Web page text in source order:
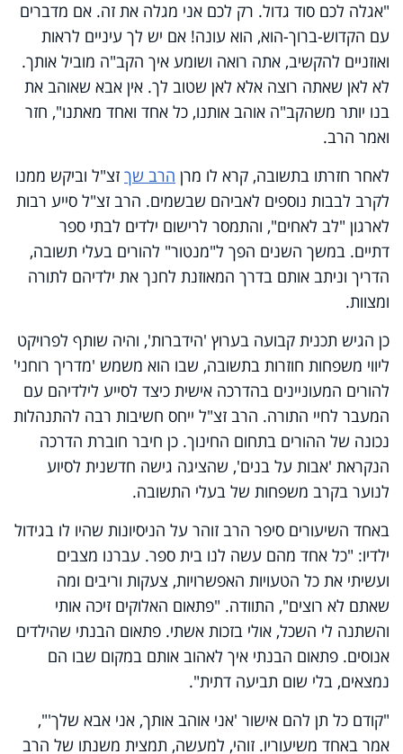
"אגלה לכם סוד גדול. רק לכם אני מגלה את זה. אם מדברים
עם הקדוש-ברוך-הוא, הוא עונה! אם יש לך עיניים לראות
ואוזניים להקשיב, אתה רואה ושומע איך הקב"ה מוביל אותך.
לא לאן שאתה רוצה אלא לאן שטוב לך. אין אבא שאוהב את
בנו יותר משהקב"ה אוהב אותנו, כל אחד ואחד מאתנו", חזר
ואמר הרב.
לאחר חזרתו בתשובה, קרא לו מרן הרב שך זצ"ל וביקש ממנו
לקרב לבבות נוספים לאביהם שבשמים. הרב זצ"ל סייע רבות
לארגון "לב לאחים", והתמסר לרישום ילדים לבתי ספר
דתיים. במשך השנים הפך ל"מנטור" להורים בעלי תשובה,
הדריך וניתב אותם בדרך המאוזנת לחנך את ילדיהם לתורה
ומצוות.
כן הגיש תכנית קבועה בערוץ 'הידברות', והיה שותף לפרויקט
ליווי משפחות חוזרות בתשובה, שבו הוא משמש 'מדריך רוחני'
להורים המעוניינים בהדרכה אישית כיצד לסייע לילדיהם עם
המעבר לחיי התורה. הרב זצ"ל ייחס חשיבות רבה להתנהלות
נכונה של ההורים בתחום החינוך. כן חיבר חוברת הדרכה
הנקראת 'אבות על בנים', שהציגה גישה חדשנית לסיוע
לנוער בקרב משפחות של בעלי התשובה.
באחד השיעורים סיפר הרב זוהר על הניסיונות שהיו לו בגידול
ילדיו: "כל אחד מהם עשה לנו בית ספר. עברנו מצבים
ועשיתי את כל הטעויות האפשרויות, צעקות וריבים ומה
שאתם לא רוצים", התוודה. "פתאום האלוקים זיכה אותי
והשתנה לי השכל, אולי בזכות אשתי. פתאום הבנתי שהילדים
אנוסים. פתאום הבנתי איך לאהוב אותם במקום שבו הם
נמצאים, בלי שום תביעה דתית".
"קודם כל תן להם אישור 'אני אוהב אותך, אני אבא שלך'",
אמר באחד משיעוריו. זוהי, למעשה, תמצית משנתו של הרב